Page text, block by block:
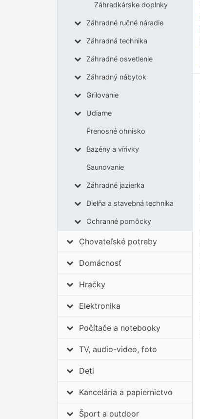
Záhradkárske doplnky
Záhradné ručné náradie
Záhradná technika
Záhradné osvetlenie
Záhradný nábytok
Grilovanie
Udiarne
Prenosné ohnisko
Bazény a vírivky
Saunovanie
Záhradné jazierka
Dielňa a stavebná technika
Ochranné pomôcky
Chovateľské potreby
Domácnosť
Hračky
Elektronika
Počítače a notebooky
TV, audio-video, foto
Deti
Kancelária a papiernictvo
Šport a outdoor